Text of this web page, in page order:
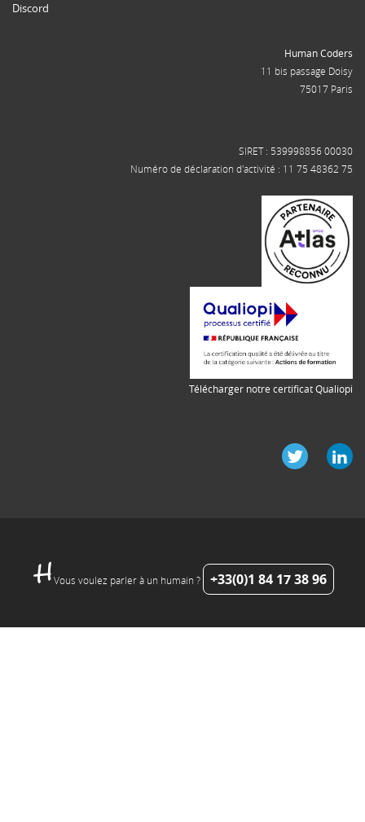
Discord
Human Coders
11 bis passage Doisy
75017 Paris
SIRET : 539998856 00030
Numéro de déclaration d'activité : 11 75 48362 75
Télécharger notre certificat Qualiopi
Vous voulez parler à un humain ? +33(0)1 84 17 38 96